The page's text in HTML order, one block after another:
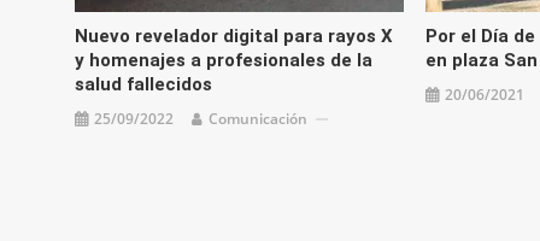
Nuevo revelador digital para rayos X
y homenajes a profesionales de la
salud fallecidos
25/09/2022 Comunicación
Por el Día
en plaza
20/06/2021